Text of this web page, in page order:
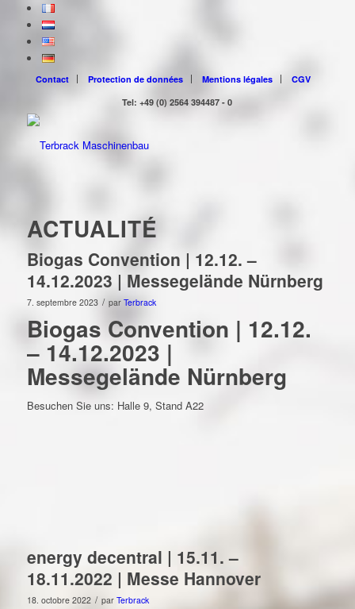
Contact Protection de données Mentions légales
CGV
Tel: +49 (0) 2564 394487 - 0
ACTUALITÉ
Biogas Convention | 12.12. –
14.12.2023 | Messegelände Nürnberg
7. septembre 2023 / par Terbrack
Biogas Convention | 12.12.
– 14.12.2023 |
Messegelände Nürnberg
Besuchen Sie uns: Halle 9, Stand A22
energy decentral | 15.11. –
18.11.2022 | Messe Hannover
18. octobre 2022 / par Terbrack